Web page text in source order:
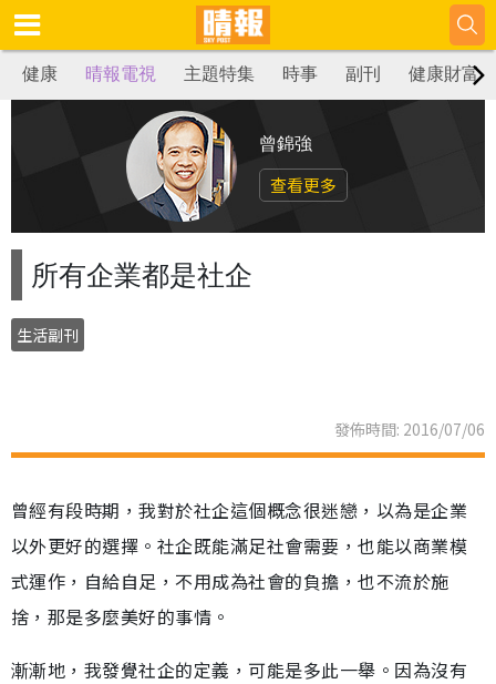
健康 晴報電視 主題特集 時事 副刊 健康財富
曾錦強
查看更多
所有企業都是社企
生活副刊
發佈時間: 2016/07/06
曾經有段時期，我對於社企這個概念很迷戀，以為是企業
以外更好的選擇。社企既能滿足社會需要，也能以商業模
式運作，自給自足，不用成為社會的負擔，也不流於施
捨，那是多麼美好的事情。
漸漸地，我發覺社企的定義，可能是多此一舉。因為沒有